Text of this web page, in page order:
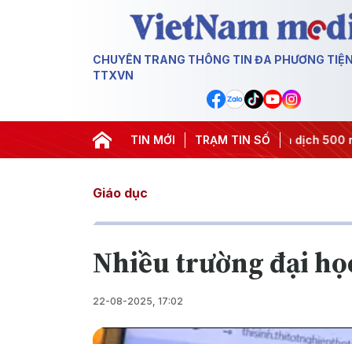
CHUYÊN TRANG THÔNG TIN ĐA PHƯƠNG
TTXVN
TIN MỚI TRẠM TIN SỐ
quyết thành hành động #Chiến dịch 500 ngày đêm
Giáo dục
Nhiều trường đại
22-08-2025, 17:02